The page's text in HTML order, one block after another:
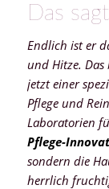
Das
Endlich ist er
und Hitze.
jetzt einer
Pflege und
Laboratorien
Pflege-
sondern die
herrlich